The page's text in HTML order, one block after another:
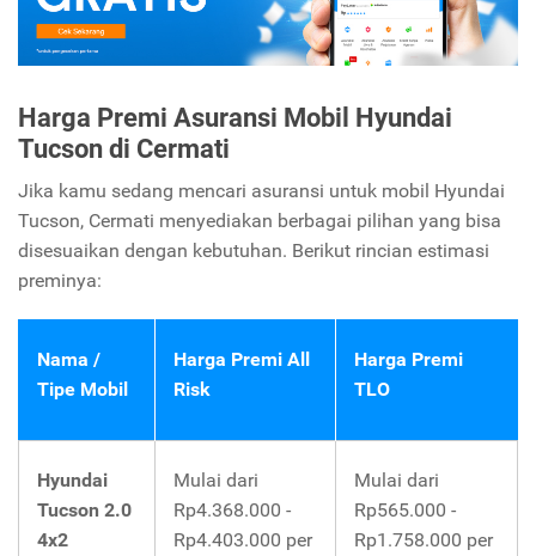
Harga Premi Asuransi Mobil Hyundai
Tucson di Cermati
Jika kamu sedang mencari asuransi untuk mobil Hyundai
Tucson, Cermati menyediakan berbagai pilihan yang bisa
disesuaikan dengan kebutuhan. Berikut rincian estimasi
preminya:
Nama /
Tipe Mobil
Harga Premi All
Risk
Harga Premi
TLO
Hyundai
Tucson 2.0
4x2
Mulai dari
Rp4.368.000 -
Rp4.403.000 per
Mulai dari
Rp565.000 -
Rp1.758.000 per